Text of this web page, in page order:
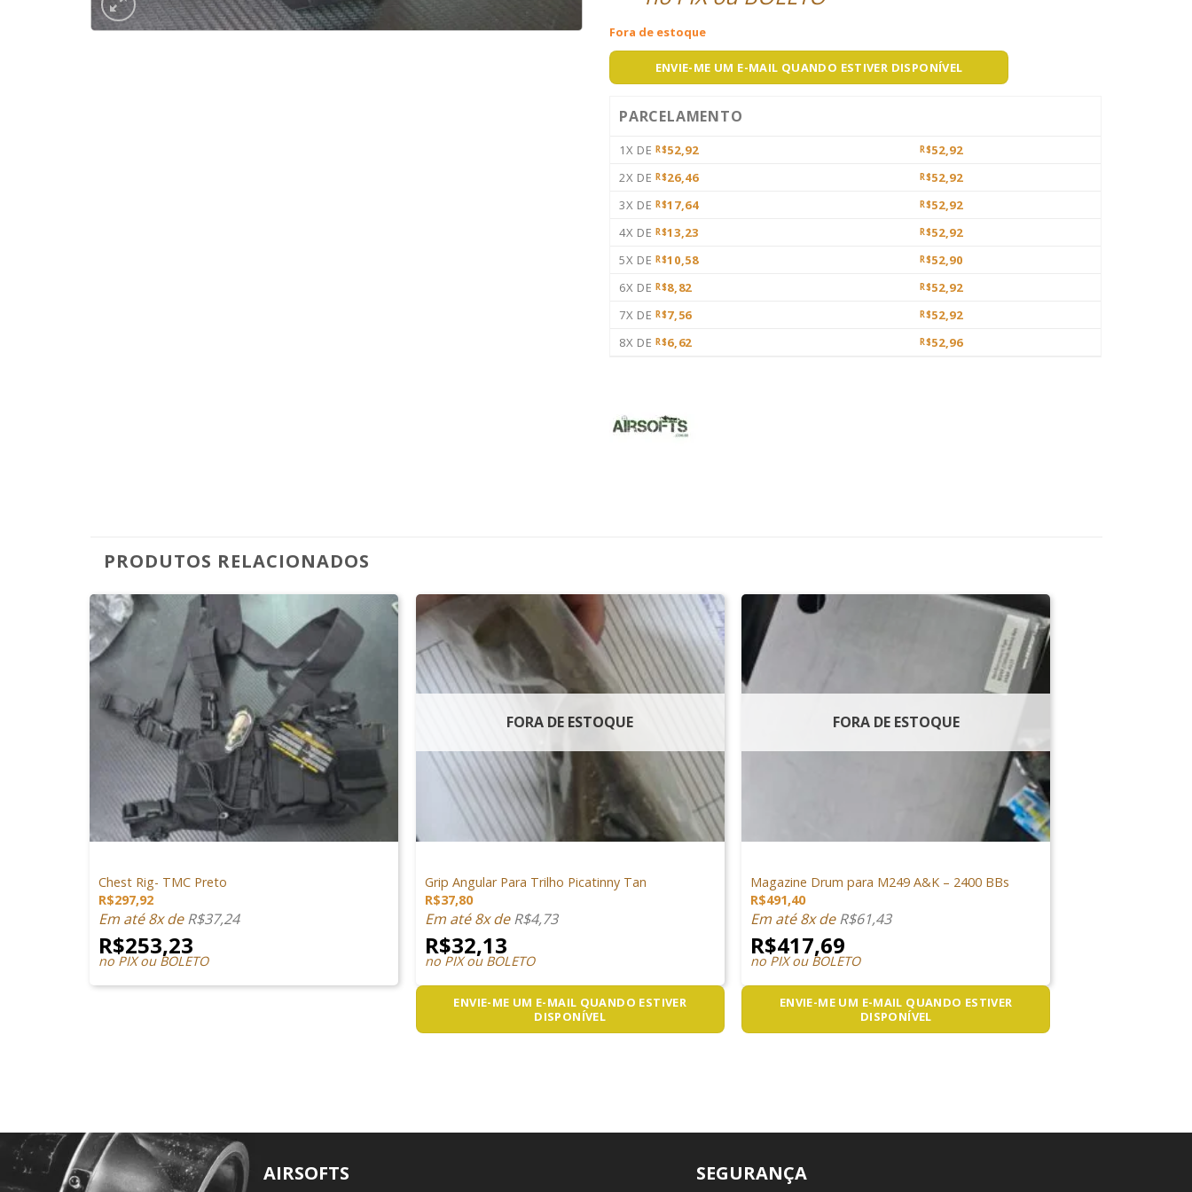
Fora de estoque
ENVIE-ME UM E-MAIL QUANDO ESTIVER DISPONÍVEL
PARCELAMENTO
1X DE R$52,92 R$52,92
2X DE R$26,46 R$52,92
3X DE R$17,64 R$52,92
4X DE R$13,23 R$52,92
5X DE R$10,58 R$52,90
6X DE R$8,82 R$52,92
7X DE R$7,56 R$52,92
8X DE R$6,62 R$52,96
PRODUTOS RELACIONADOS
Chest Rig- TMC Preto
R$297,92
Em até 8x deR$37,24
R$253,23
no PIX ou BOLETO
FORA DE ESTOQUE
Grip Angular Para Trilho Picatinny Tan
R$37,80
Em até 8x deR$4,73
R$32,13
no PIX ou BOLETO
ENVIE-ME UM E-MAIL QUANDO ESTIVER
DISPONÍVEL
FORA DE ESTOQUE
Magazine Drum para M249 A&K – 2400 BBs
R$491,40
Em até 8x deR$61,43
R$417,69
no PIX ou BOLETO
ENVIE-ME UM E-MAIL QUANDO ESTIVER
DISPONÍVEL
AIRSOFTS SEGURANÇA